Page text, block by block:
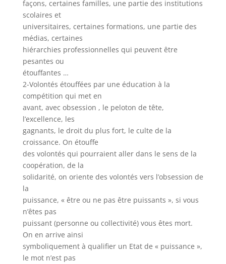
façons, certaines familles, une partie des institutions
scolaires et
universitaires, certaines formations, une partie des
médias, certaines
hiérarchies professionnelles qui peuvent être
pesantes ou
étouffantes …
2-Volontés étouffées par une éducation à la
compétition qui met en
avant, avec obsession , le peloton de tête,
l’excellence, les
gagnants, le droit du plus fort, le culte de la
croissance. On étouffe
des volontés qui pourraient aller dans le sens de la
coopération, de la
solidarité, on oriente des volontés vers l’obsession de
la
puissance, « être ou ne pas être puissants », si vous
n’êtes pas
puissant (personne ou collectivité) vous êtes mort.
On en arrive ainsi
symboliquement à qualifier un Etat de « puissance »,
le mot n’est pas